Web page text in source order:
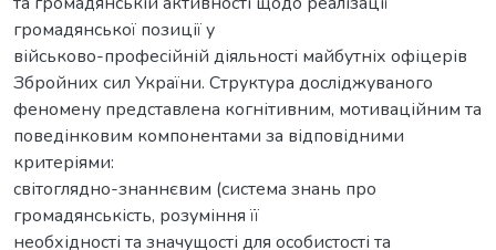
громадянської позиції у
військово-професійній діяльності майбутніх офіцерів
Збройних сил України. Структура досліджуваного
феномену представлена когнітивним, мотиваційним та
поведінковим компонентами за відповідними
критеріями:
світоглядно-знаннєвим (система знань про
громадянськість, розуміння її
необхідності та значущості для особистості та